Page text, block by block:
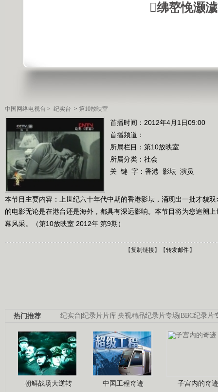
绋嶅悗灏
中国网络电视台 > 纪实台 > 第10放映室
首播时间：2012年4月1日09:00
首播频道：
所属栏目： 第10放映室
所属分类：社会
关 键 字： 香港 影坛 演员
本节目主要内容：上世纪六十年代中期的香港影坛，涌现出一批才貌
的电影无论是在港台还是海外，都具有深远影响。本节目将为您追溯
幕风采。（第10放映室 2012年 第9期）
【复制链接】【转发邮件】
纪实台|纪录片片库|央视精品纪录片专场|BBC纪录片
热门推荐
朝鲜战场大逆转 中国工程奇迹 子宫内的奇迹